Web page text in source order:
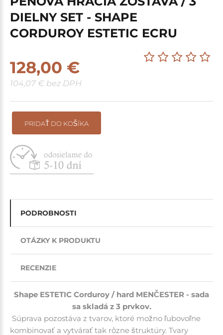
DIELNY SET - SHAPE
CORDUROY ESTETIC ECRU
128,00 €
104,07 € bez DPH
PRIDAŤ DO KOŠÍKA
PODROBNOSTI
OTÁZKY K PRODUKTU
RECENZIE
Shape ESTETIC Corduroy / hard MENČESTER - sada
sa skladá z 3 prvkov.
Súprava pozostáva z tvarov, ktoré možno ľubovoľne
kombinovať a vytvárať tak rôzne štruktúry. Tvary